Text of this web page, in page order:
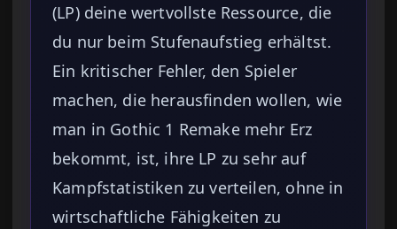
(LP) deine wertvollste Ressource, die
du nur beim Stufenaufstieg erhältst.
Ein kritischer Fehler, den Spieler
machen, die herausfinden wollen, wie
man in Gothic 1 Remake mehr Erz
bekommt, ist, ihre LP zu sehr auf
Kampfstatistiken zu verteilen, ohne in
wirtschaftliche Fähigkeiten zu